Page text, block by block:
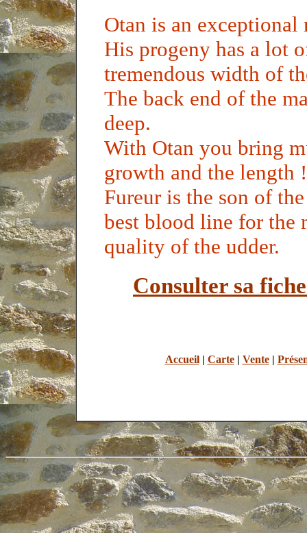
Otan is an
His progeny has a lot
tremendous width of
The back end of the
deep.
With Otan you bring
growth and the length !
Fureur is the son of
best blood line for the
quality of the udder.
Consulter sa
Accueil| Carte| Vente|